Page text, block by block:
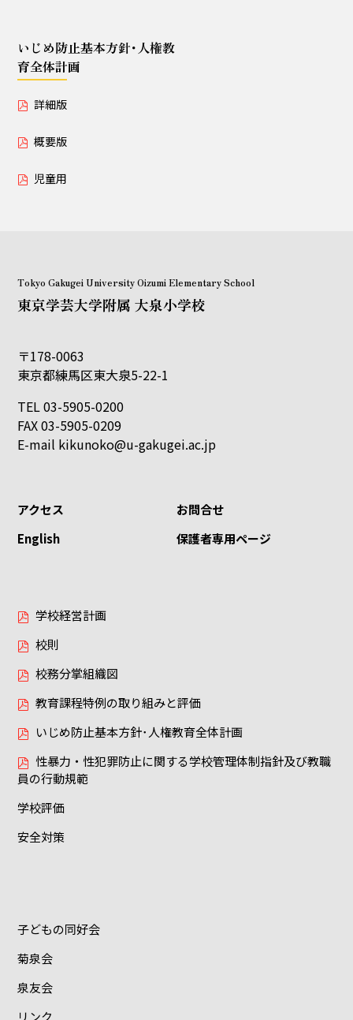
いじめ防止基本方針･人権教育全体計画
いじめ防止基本方針･人権教
育全体計画
詳細版
概要版
児童用
Tokyo Gakugei University Oizumi Elementary School
東京学芸大学附属 大泉小学校
〒178-0063
東京都練馬区東大泉5-22-1
TEL 03-5905-0200
FAX 03-5905-0209
E-mail kikunoko@u-gakugei.ac.jp
アクセス
お問合せ
English
保護者専用ページ
学校経営計画
校則
校務分掌組織図
教育課程特例の取り組みと評価
いじめ防止基本方針･人権教育全体計画
性暴力・性犯罪防止に関する学校管理体制指針及び教職
員の行動規範
学校評価
安全対策
子どもの同好会
菊泉会
泉友会
リンク